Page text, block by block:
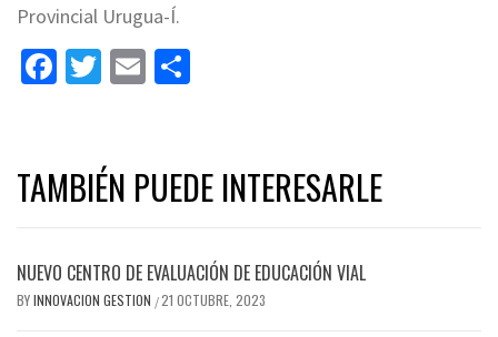
Provincial Urugua-Í.
Facebook
Twitter
Email
TAMBIÉN PUEDE INTERESARLE
NUEVO CENTRO DE EVALUACIÓN DE EDUCACIÓN VIAL
BYINNOVACION GESTION /21 OCTUBRE, 2023